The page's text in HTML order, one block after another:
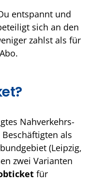
entspannt und
sich an den
zahlst als für
Nahverkehrs-
als
(Leipzig,
zwei Varianten
für